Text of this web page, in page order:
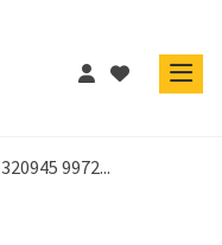
320945 9972...